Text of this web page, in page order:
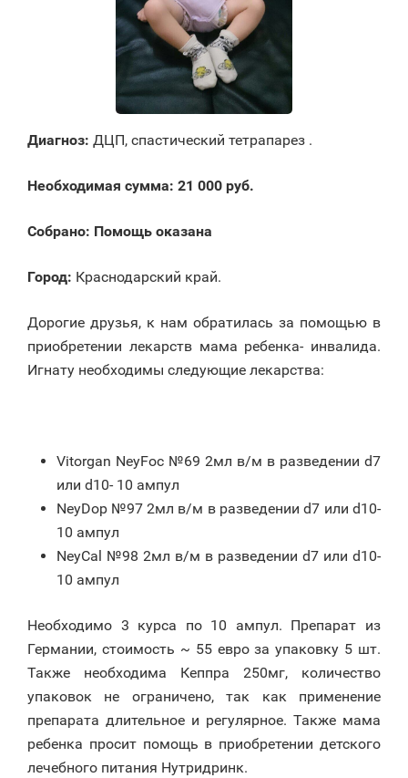
Диагноз: ДЦП, спастический тетрапарез .
Необходимая сумма: 21 000 руб.
Собрано: Помощь оказана
Город: Краснодарский край.
Дорогие друзья, к нам обратилась за помощью в
приобретении лекарств мама ребенка- инвалида.
Игнату необходимы следующие лекарства:
Vitorgan NeyFoc №69 2мл в/м в разведении d7
или d10- 10 ампул
NeyDop №97 2мл в/м в разведении d7 или d10-
10 ампул
NeyCal №98 2мл в/м в разведении d7 или d10-
10 ампул
Необходимо 3 курса по 10 ампул. Препарат из
Германии, стоимость ~ 55 евро за упаковку 5 шт.
Также необходима Кеппра 250мг, количество
упаковок не ограничено, так как применение
препарата длительное и регулярное. Также мама
ребенка просит помощь в приобретении детского
лечебного питания Нутридринк.